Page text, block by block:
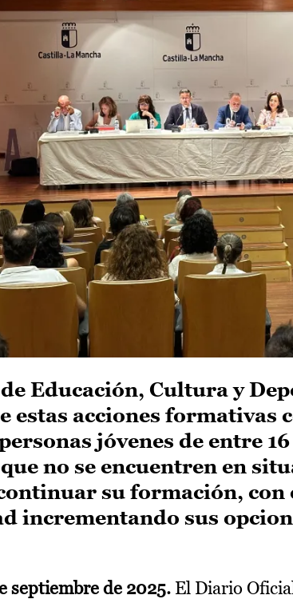
Educación, Cultura y
estas acciones
jóvenes de entre
no se encuentren en
su formación, con
incrementando sus
septiembre de 2025. El Diario